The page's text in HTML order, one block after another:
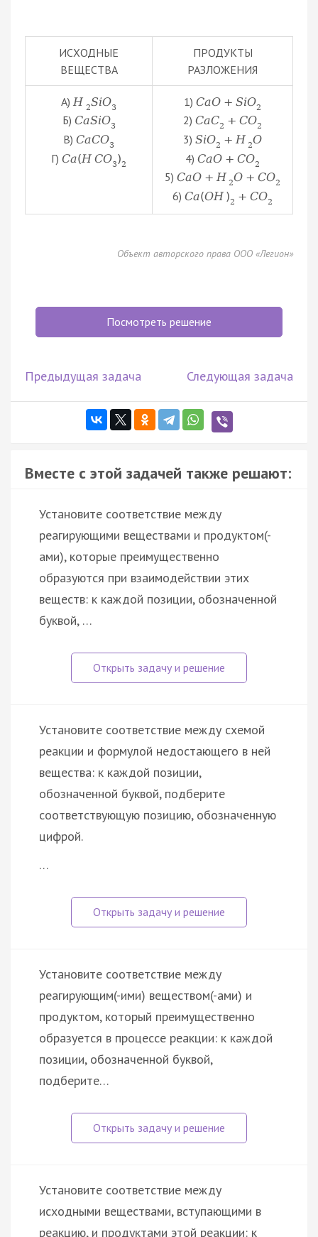
ИСХОДНЫЕ
ВЕЩЕСТВА
ПРОДУКТЫ
РАЗЛОЖЕНИЯ
А) H 2SiO3
Б) CaSiO3
В) CaCO3
Г)Ca(H CO3)2
1)CaO + SiO2
2)CaC2 + CO2
3) SiO2 + H 2O
4)CaO + CO2
5) CaO + H 2O + CO2
6) Ca(OH )2 + CO2
Объект авторского права ООО «Легион»
Посмотреть решение
Предыдущая задача Следующая задача
Вместе с этой задачей также решают:
Установите соответствие между
реагирующими веществами и продуктом(-
ами), которые преимущественно
образуются при взаимодействии этих
веществ: к каждой позиции, обозначенной
буквой, …
Установите соответствие между схемой
реакции и формулой недостающего в ней
вещества: к каждой позиции,
обозначенной буквой, подберите
соответствующую позицию, обозначенную
цифрой.
…
Установите соответствие между
реагирующим(-ими) веществом(-ами) и
продуктом, который преимущественно
образуется в процессе реакции: к каждой
позиции, обозначенной буквой,
подберите…
Установите соответствие между
исходными веществами, вступающими в
реакцию, и продуктами этой реакции: к